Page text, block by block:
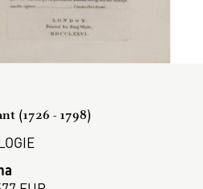
(1726 - 1798)